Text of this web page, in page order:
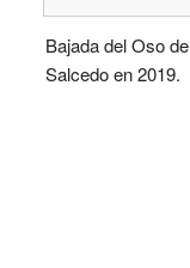
Bajada del Oso de
Salcedo en 2019.